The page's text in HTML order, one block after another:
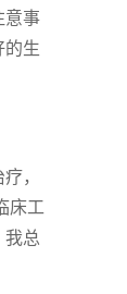
意事
的生
，
床工
我总